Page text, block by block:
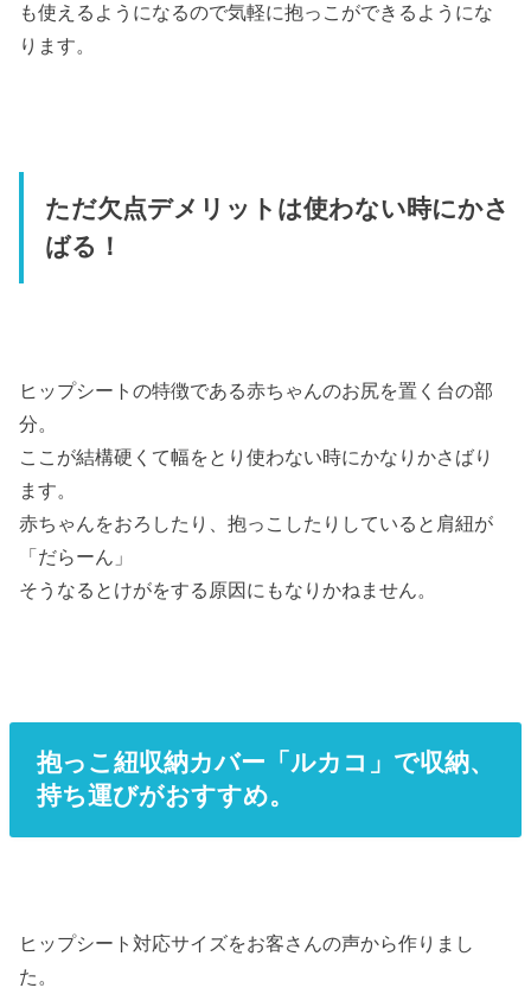
も使えるようになるので気軽に抱っこができるようにな
ります。
ただ欠点デメリットは使わない時にかさ
ばる！
ヒップシートの特徴である赤ちゃんのお尻を置く台の部
分。
ここが結構硬くて幅をとり使わない時にかなりかさばり
ます。
赤ちゃんをおろしたり、抱っこしたりしていると肩紐が
「だらーん」
そうなるとけがをする原因にもなりかねません。
抱っこ紐収納カバー「ルカコ」で収納、
持ち運びがおすすめ。
ヒップシート対応サイズをお客さんの声から作りまし
た。